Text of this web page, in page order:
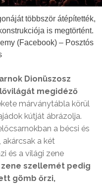
többször átépítették,
is megtörtént.
(Facebook) – Posztós
Dionüszosz
megidéző
márványtábla körül
kútját ábrázolja.
a bécsi és
a két
és a világi zene
zene szellemét pedig
gömb őrzi,